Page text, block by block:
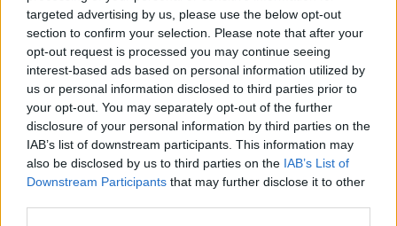
targeted advertising by us, please use the below opt-out
section to confirm your selection. Please note that after your
opt-out request is processed you may continue seeing
interest-based ads based on personal information utilized by
us or personal information disclosed to third parties prior to
your opt-out. You may separately opt-out of the further
disclosure of your personal information by third parties on the
IAB’s list of downstream participants. This information may
also be disclosed by us to third parties on the IAB’s List of
Downstream Participants that may further disclose it to other
con la Direttiva Europea sulla Strategia Marina (2008/56/CE).
Capire cosa deturpa le nostre spiagge serve anche ad agire sulle
nostre abitudini di consumo e sui nostri comportamenti, perché la
soluzione parte proprio da qui.
Inoltre, attraverso queste iniziative si cerca di stimolare investimenti
per piccoli impianti di raccolta che impediscono ai rifiuti galleggianti
di arrivare al mare.